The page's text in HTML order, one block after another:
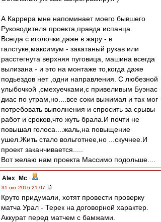
А Каррера мне напоминает моего бывшего
Руководителя проекта,правда испанца.
Всегда с иголочки,даже в жару - в
галстуке,максимум - закатаный рукав или
расстегнута верхняя пуговица, машина всегда
вылизана - и это на монтаже то,когда даже
подьездов нет ,одни направления. С любезной
улыбочкой ,смехуечками,с привеливым Буэнас
диас по утрам,но....все соки выжимал и так мог
потребовать выполнения и спросить за срывы
работ и сроков,что жуть брала.И почти не
повышал голоса....жаль,на повыщение
ушел.Жить стало вольготнее,но ...скучнее.И
проект заканчивается.....
Вот желаю нам проекта Массимо подольше....
Alex_Mc -
31 окт 2016 21:07
Круто придумали, хотят провести проверку
матча Урал - Терек на договорной характер.
Аккурат перед матчем с бамжами.